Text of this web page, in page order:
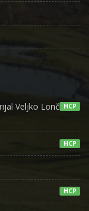
Veljko LončarHCP
HCP
HCP